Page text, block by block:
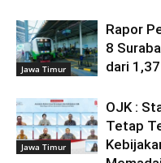
Jawa Timur
Rapor
8
dari
Jawa Timur
OJK :
Tetap